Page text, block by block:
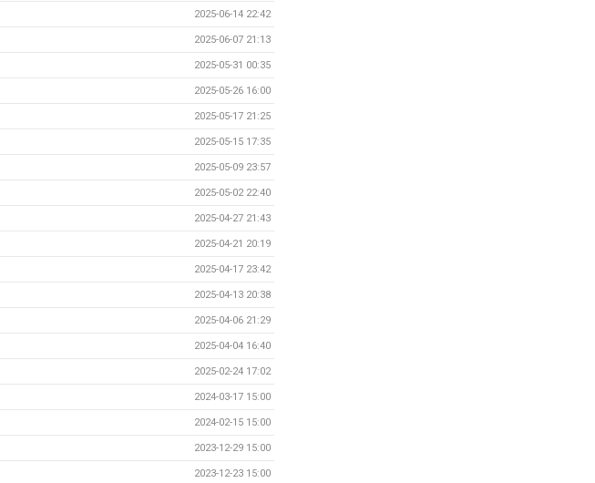
2025-06-14 22:42
2025-06-07 21:13
2025-05-31 00:35
2025-05-26 16:00
2025-05-17 21:25
2025-05-15 17:35
2025-05-09 23:57
2025-05-02 22:40
2025-04-27 21:43
2025-04-21 20:19
2025-04-17 23:42
2025-04-13 20:38
2025-04-06 21:29
2025-04-04 16:40
2025-02-24 17:02
2024-03-17 15:00
2024-02-15 15:00
2023-12-29 15:00
2023-12-23 15:00